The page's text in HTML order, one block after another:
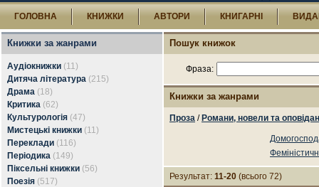
ГОЛОВНА КНИЖКИ АВТОРИ КНИГАРНІ
Книжки за жанрами
Аудіокнижки (11)
Дитяча література (215)
Драма (18)
Критика (62)
Культурологія (47)
Мистецькі книжки (11)
Переклади (116)
Періодика (149)
Піксельні книжки (56)
Поезія (517)
Пошук книжок
Фраза:
Книжки за жанрами
Проза / Романи, новели та
Результат: 11-20 (всього 72)